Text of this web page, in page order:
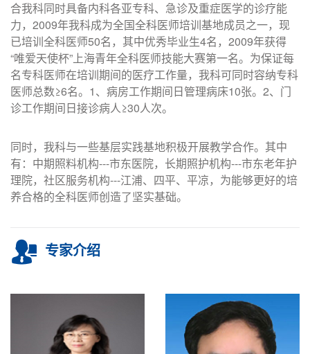
合我科同时具备内科各亚专科、急诊及重症医学的诊疗能
力，2009年我科成为全国全科医师培训基地成员之一，现
已培训全科医师50名，其中优秀毕业生4名，2009年获得
“唯爱天使杯”上海青年全科医师技能大赛第一名。为保证每
名专科医师在培训期间的医疗工作量，我科可同时容纳专科
医师总数≥6名。1、病房工作期间日管理病床10张。2、门
诊工作期间日接诊病人≥30人次。
同时，我科与一些基层实践基地积极开展教学合作。其中
有：中期照料机构---市东医院，长期照护机构---市东老年护
理院，社区服务机构---江浦、四平、平凉，为能够更好的培
养合格的全科医师创造了坚实基础。
专家介绍